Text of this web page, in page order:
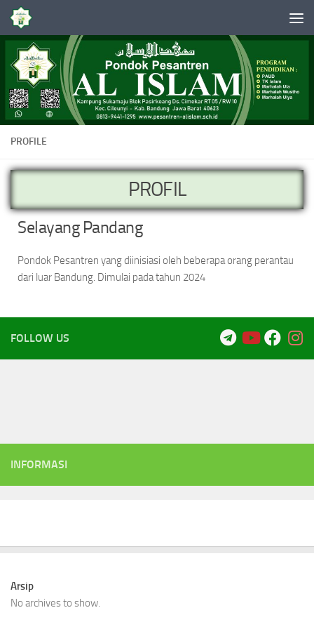
Skip to content
PROFILE
PROFIL
Selayang Pandang
Pondok Pesantren yang diinisiasi oleh beberapa orang perantau
dari luar Bandung. Dimulai pada tahun 2024
FOLLOW US
INFORMASI
Arsip
No archives to show.